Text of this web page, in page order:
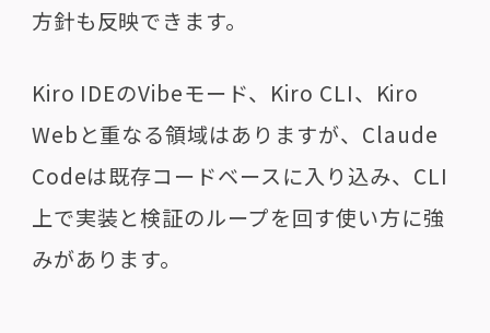
方針も反映できます。
Kiro IDEのVibeモード、Kiro CLI、Kiro
Webと重なる領域はありますが、Claude
Codeは既存コードベースに入り込み、CLI
上で実装と検証のループを回す使い方に強
みがあります。